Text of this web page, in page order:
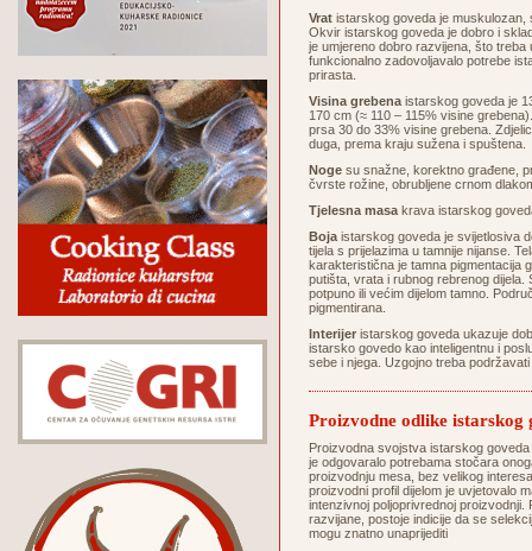
Vrat istarskog goveda je muskulozan,
Okvir istarskog goveda je dobro i
je umjereno dobro razvijena, što
funkcionalno zadovoljavalo potrebe
prirasta.
Visina grebena istarskog goveda je
170 cm (≈ 110 – 115% visine
prsa 30 do 33% visine grebena.
duga, prema kraju sužena i spuštena.
Noge su snažne, korektno građene,
čvrste rožine, obrubljene crnom
Tjelesna masa krava istarskog
Boja istarskog goveda je svijetlosiva
tijela s prijelazima u tamnije nijanse.
karakteristična je tamna pigmentacija
putišta, vrata i rubnog rebrenog
potpuno ili većim dijelom tamno.
pigmentirana.
Interijer istarskog goveda ukazuje
istarsko govedo kao inteligentnu i
sebe i njega. Uzgojno treba
Proizvodne odlike istarskog
Proizvodna svojstva istarskog
je odgovaralo potrebama stočara
proizvodnju mesa, bez velikog
proizvodni profil dijelom je uvjetovalo
intenzivnoj poljoprivrednoj
razvijane, postoje indicije da se
mogu znatno unaprijediti